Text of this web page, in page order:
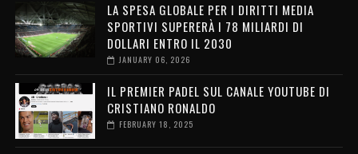
LA SPESA GLOBALE PER I DIRITTI MEDIA
SPORTIVI SUPERERÀ I 78 MILIARDI DI
DOLLARI ENTRO IL 2030
JANUARY 06, 2026
IL PREMIER PADEL SUL CANALE YOUTUBE DI
CRISTIANO RONALDO
FEBRUARY 18, 2025